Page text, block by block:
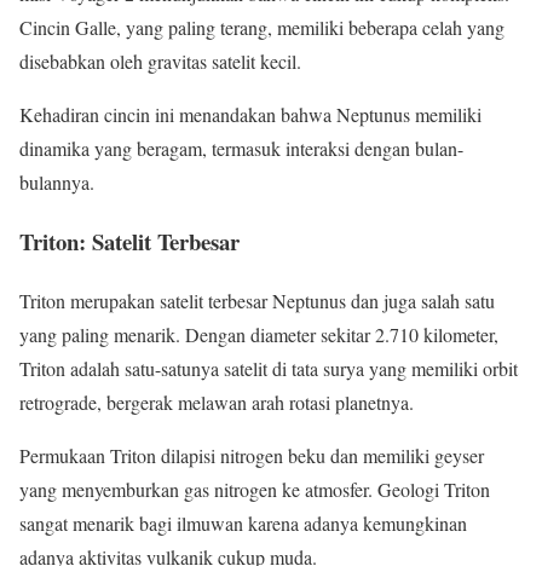
Cincin Galle, yang paling terang, memiliki beberapa celah yang
disebabkan oleh gravitas satelit kecil.
Kehadiran cincin ini menandakan bahwa Neptunus memiliki
dinamika yang beragam, termasuk interaksi dengan bulan-
bulannya.
Triton: Satelit Terbesar
Triton merupakan satelit terbesar Neptunus dan juga salah satu
yang paling menarik. Dengan diameter sekitar 2.710 kilometer,
Triton adalah satu-satunya satelit di tata surya yang memiliki orbit
retrograde, bergerak melawan arah rotasi planetnya.
Permukaan Triton dilapisi nitrogen beku dan memiliki geyser
yang menyemburkan gas nitrogen ke atmosfer. Geologi Triton
sangat menarik bagi ilmuwan karena adanya kemungkinan
adanya aktivitas vulkanik cukup muda.